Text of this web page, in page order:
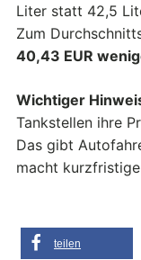
Liter statt 42,5
Zum
40,43 EUR
Wichtiger
Tankstellen ihre
Das gibt
macht
teilen